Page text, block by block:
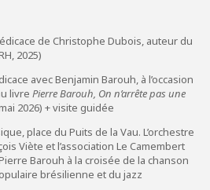
de Christophe Dubois, auteur du
2025)
avec Benjamin Barouh, à l’occasion
livre Pierre Barouh, On n’arrête pas une
2026) + visite guidée
place du Puits de la Vau. L’orchestre
Viète et l’association Le Camembert
Barouh à la croisée de la chanson
brésilienne et du jazz